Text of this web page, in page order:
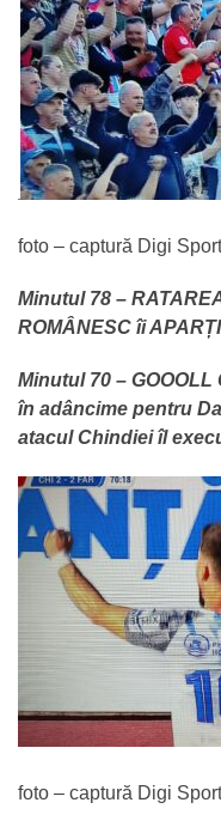
foto – captură Digi
Minutul 78 –
ROMÂNESC îi
Minutul 70 –
în adâncime pentru
atacul Chindiei îl
foto – captură Digi